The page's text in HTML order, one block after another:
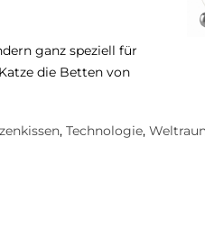
ganz speziell für
die Betten von
, Technologie,